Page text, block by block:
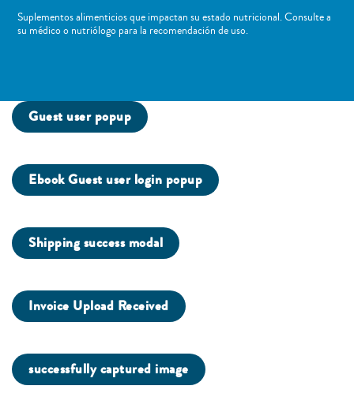
Suplementos alimenticios que impactan su estado nutricional. Consulte a
su médico o nutriólogo para la recomendación de uso. ​
Guest user popup
Ebook Guest user login popup
Shipping success modal
Invoice Upload Received
successfully captured image